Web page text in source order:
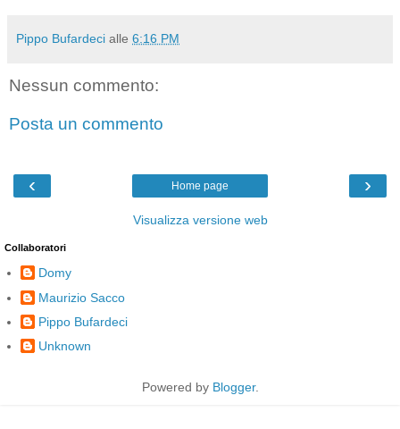
Pippo Bufardeci alle 6:16 PM
Nessun commento:
Posta un commento
‹ ›
Home page
Visualizza versione web
Collaboratori
Domy
Maurizio Sacco
Pippo Bufardeci
Unknown
Powered by Blogger.